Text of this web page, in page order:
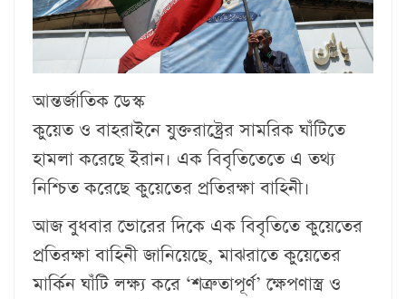
আন্তর্জাতিক ডেস্ক
কুয়েত ও বাহরাইনে যুক্তরাষ্ট্রের সামরিক ঘাঁটিতে
হামলা করেছে ইরান। এক বিবৃতিতেতে এ তথ্য
নিশ্চিত করেছে কুয়েতের প্রতিরক্ষা বাহিনী।
আজ বুধবার ভোরের দিকে এক বিবৃতিতে কুয়েতের
প্রতিরক্ষা বাহিনী জানিয়েছে, মাঝরাতে কুয়েতের
মার্কিন ঘাঁটি লক্ষ্য করে ‘শত্রুতাপূর্ণ’ ক্ষেপণাস্ত্র ও